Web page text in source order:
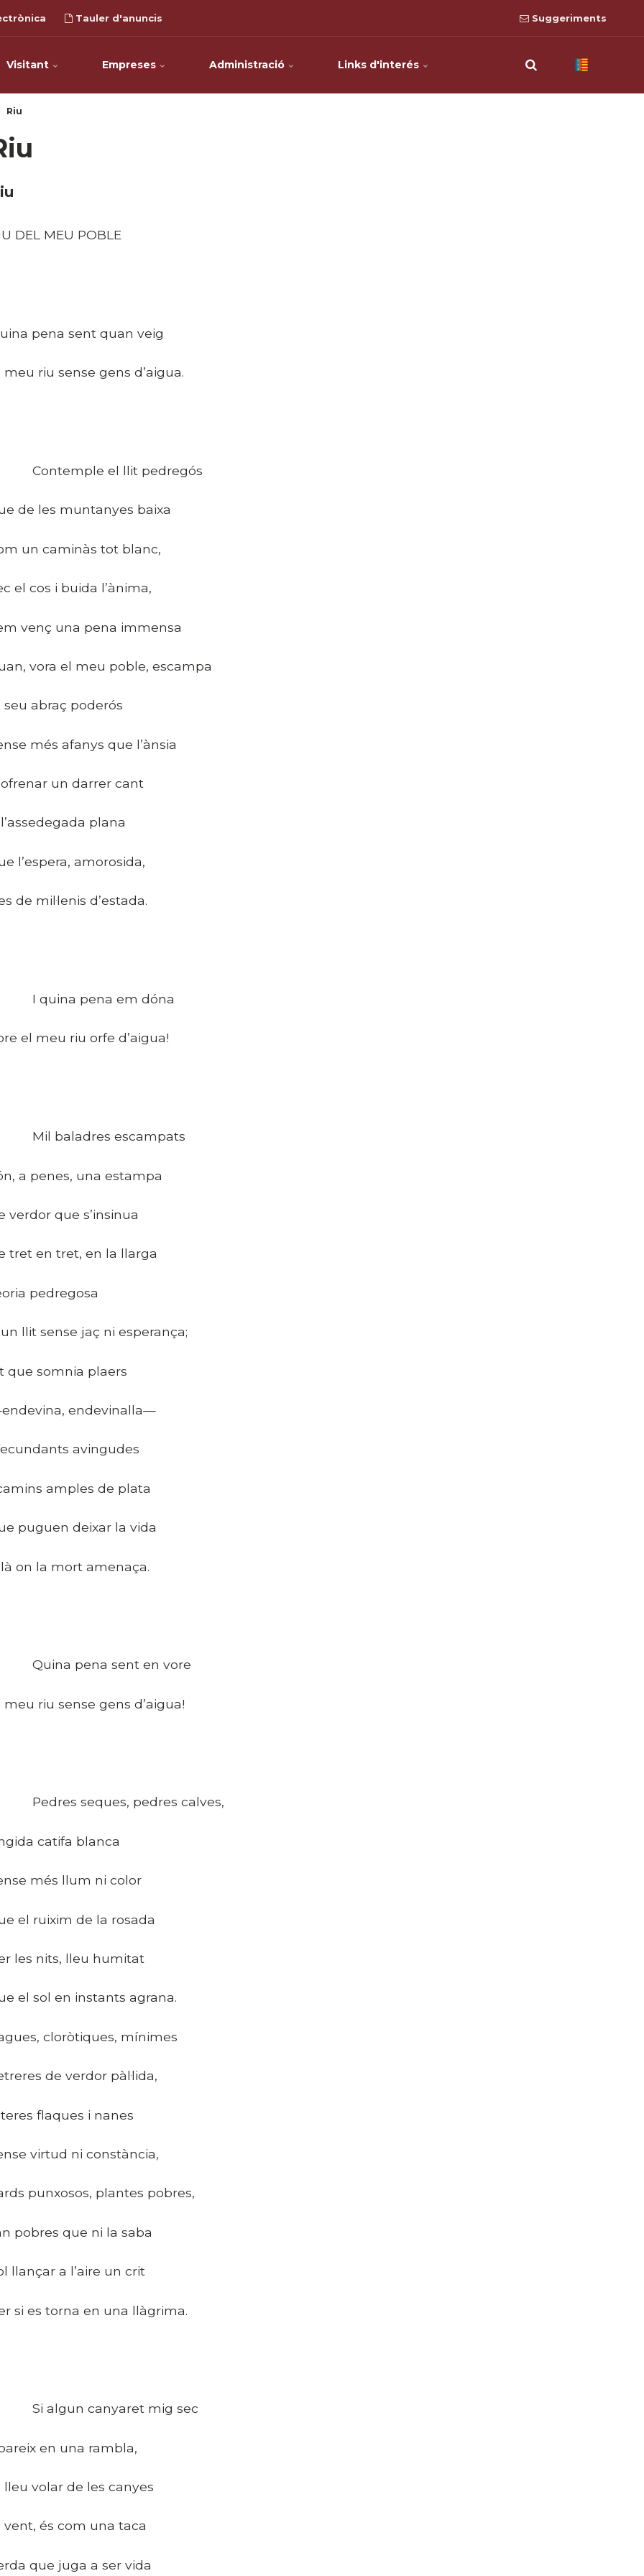
Tauler d'anuncis Suggeriments
Visitant Empreses Administració Links d'interés
Riu
DEL MEU POBLE
pena sent quan veig
meu riu sense gens d’aigua.
el llit pedregós
de les muntanyes baixa
un caminàs tot blanc,
el cos i buida l’ànima,
venç una pena immensa
vora el meu poble, escampa
seu abraç poderós
més afanys que l’ànsia
un darrer cant
plana
l’espera, amorosida,
de mil·lenis d’estada.
quina pena em dóna
el meu riu orfe d’aigua!
baladres escampats
a penes, una estampa
verdor que s’insinua
tret en tret, en la llarga
pedregosa
llit sense jaç ni esperança;
que somnia plaers
endevinalla—
avingudes
amples de plata
puguen deixar la vida
on la mort amenaça.
pena sent en vore
meu riu sense gens d’aigua!
seques, pedres calves,
catifa blanca
més llum ni color
el ruixim de la rosada
les nits, lleu humitat
el sol en instants agrana.
cloròtiques, mínimes
de verdor pàl·lida,
flaques i nanes
virtud ni constància,
punxosos, plantes pobres,
pobres que ni la saba
llançar a l’aire un crit
si es torna en una llàgrima.
algun canyaret mig sec
en una rambla,
lleu volar de les canyes
vent, és com una taca
que juga a ser vida